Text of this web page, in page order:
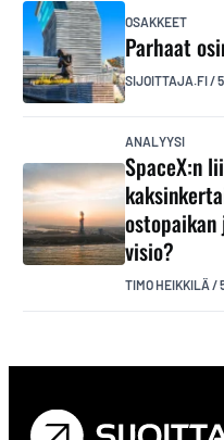
OSAKKEET
Parhaat
SIJOITTAJA.FI/
ANALYYSI
SpaceX:n
visio?
TIMO HEIKKILÄ /